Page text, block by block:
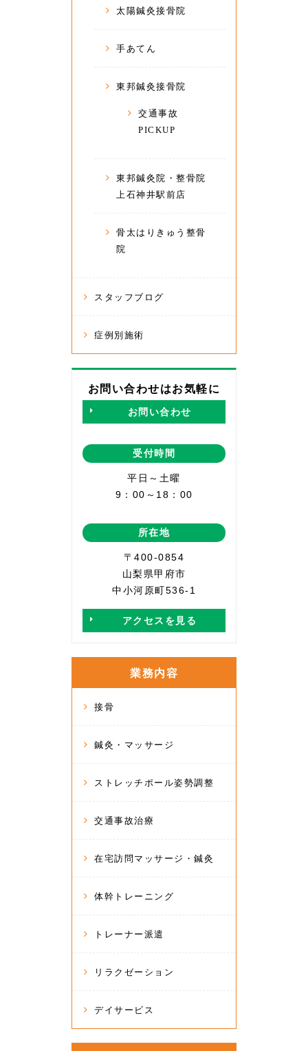
太陽鍼灸接骨院
手あてん
東邦鍼灸接骨院
交通事故
PICKUP
東邦鍼灸院・整骨院
上石神井駅前店
骨太はりきゅう整骨
院
スタッフブログ
症例別施術
お問い合わせはお気軽に
お問い合わせ
受付時間
平日～土曜
9：00～18：00
所在地
〒400-0854
山梨県甲府市
中小河原町536-1
アクセスを見る
業務内容
接骨
鍼灸・マッサージ
ストレッチポール姿勢調整
交通事故治療
在宅訪問マッサージ・鍼灸
体幹トレーニング
トレーナー派遣
リラクゼーション
デイサービス